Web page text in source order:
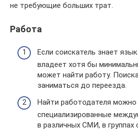
не требующие больших трат.
Работа
Если соискатель знает
владеет хотя бы
может найти работу.
заниматься до переезда.
Найти работодателя можно
специализированные
в различных СМИ, в группах